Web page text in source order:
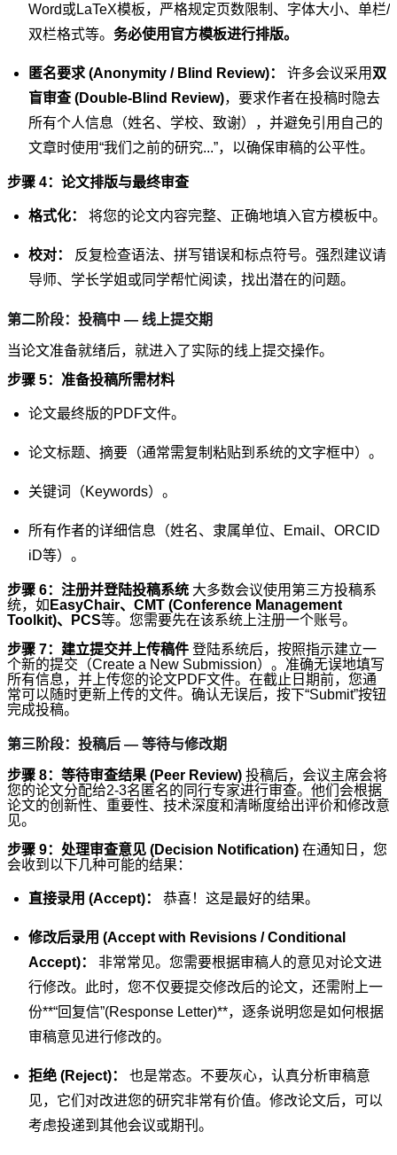
Word或LaTeX模板，严格规定页数限制、字体大小、单栏/
双栏格式等。 务必使用官方模板进行排版。
匿名要求 (Anonymity / Blind Review)： 许多会议采用 双
盲审查 (Double-Blind Review)，要求作者在投稿时隐去
所有个人信息（姓名、学校、致谢），并避免引用自己的
文章时使用“我们之前的研究...”，以确保审稿的公平性。
步骤 4：论文排版与最终审查
格式化： 将您的论文内容完整、正确地填入官方模板中。
校对：
反复检查语法、拼写错误和标点符号。强烈建议请
导师、学长学姐或同学帮忙阅读，找出潜在的问题。
第二阶段：投稿中 — 线上提交期
当论文准备就绪后，就进入了实际的线上提交操作。
步骤 5：准备投稿所需材料
论文最终版的PDF文件。
论文标题、摘要（通常需复制粘贴到系统的文字框中）。
关键词（Keywords）。
所有作者的详细信息（姓名、隶属单位、Email、ORCID
iD等）。
步骤 6：注册并登陆投稿系统 大多数会议使用第三方投稿系
统，如 EasyChair、CMT (Conference Management
Toolkit)、PCS等。您需要先在该系统上注册一个账号。
步骤 7：建立提交并上传稿件 登陆系统后，按照指示建立一
个新的提交（Create a New Submission）。准确无误地填写
所有信息，并上传您的论文PDF文件。在截止日期前，您通
常可以随时更新上传的文件。确认无误后，按下“Submit”按钮
完成投稿。
第三阶段：投稿后 — 等待与修改期
步骤 8：等待审查结果 (Peer Review) 投稿后，会议主席会将
您的论文分配给2-3名匿名的同行专家进行审查。他们会根据
论文的创新性、重要性、技术深度和清晰度给出评价和修改意
见。
步骤 9：处理审查意见 (Decision Notification) 在通知日，您
会收到以下几种可能的结果：
直接录用 (Accept)： 恭喜！这是最好的结果。
修改后录用 (Accept with Revisions / Conditional
Accept)：
非常常见。您需要根据审稿人的意见对论文进
行修改。此时，您不仅要提交修改后的论文，还需附上一
份**“回复信”(Response Letter)**，逐条说明您是如何根据
审稿意见进行修改的。
拒绝 (Reject)：
也是常态。不要灰心，认真分析审稿意
见，它们对改进您的研究非常有价值。修改论文后，可以
考虑投递到其他会议或期刊。